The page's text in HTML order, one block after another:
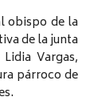
obispo de la
de la junta
Vargas,
párroco de